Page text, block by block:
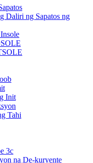
Daliri ng Sapatos ng
Init
Tahi
3c
na De-kuryente